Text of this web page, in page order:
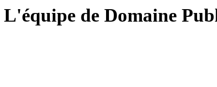
L'équipe de Domaine